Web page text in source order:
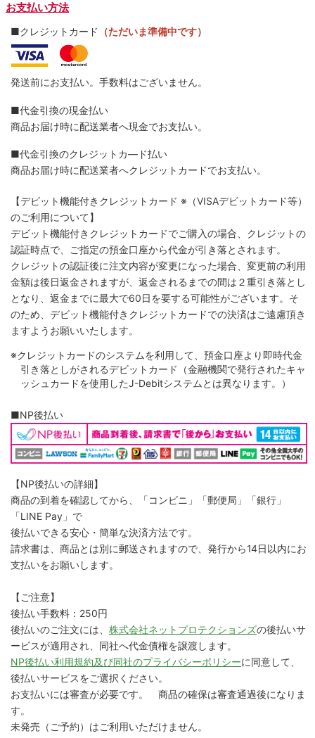
お支払い方法
■クレジットカード （ただいま準備中です）
発送前にお支払い。手数料はございません。
■代金引換の現金払い
商品お届け時に配送業者へ現金でお支払い。
■代金引換のクレジットカ―ド払い
商品お届け時に配送業者へクレジットカードでお支払い。
【デビット機能付きクレジットカード ※（VISAデビットカード等）
のご利用について】
デビット機能付きクレジットカードでご購入の場合、クレジットの
認証時点で、ご指定の預金口座から代金が引き落とされます。
クレジットの認証後に注文内容が変更になった場合、変更前の利用
金額は後日返金されますが、返金されるまでの間は２重引き落とし
となり、返金までに最大で60日を要する可能性がございます。そ
のため、デビット機能付きクレジットカードでの決済はご遠慮頂き
ますようお願いいたします。
※クレジットカードのシステムを利用して、預金口座より即時代金
引き落としがされるデビットカード（金融機関で発行されたキャ
ッシュカードを使用したJ-Debitシステムとは異なります。）
■NP後払い
【NP後払いの詳細】
商品の到着を確認してから、「コンビニ」「郵便局」「銀行」
「LINE Pay」で
後払いできる安心・簡単な決済方法です。
請求書は、商品とは別に郵送されますので、発行から14日以内にお
支払いをお願いします。
【ご注意】
後払い手数料：250円
後払いのご注文には、 株式会社ネットプロテクションズの後払いサ
ービスが適用され、同社へ代金債権を譲渡します。
NP後払い利用規約及び同社のプライバシーポリシーに同意して、
後払いサービスをご選択ください。
お支払いには審査が必要です。 商品の確保は審査通過後になりま
す。
未発売（ご予約）はご利用いただけません。